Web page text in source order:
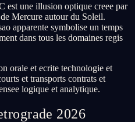
est une illusion optique creee par
Mercure autour du Soleil.
apparente symbolise un temps
dans tous les domaines regis
orale et ecrite technologie et
et transports contrats et
logique et analytique.
2026